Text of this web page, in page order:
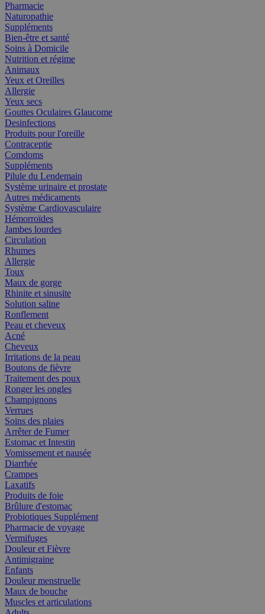
Pharmacie
Naturopathie
Suppléments
Bien-être et santé
Soins à Domicile
Nutrition et régime
Animaux
Yeux et Oreilles
Allergie
Yeux secs
Gouttes Oculaires Glaucome
Desinfections
Produits pour l'oreille
Contraceptie
Comdoms
Suppléments
Pilule du Lendemain
Système urinaire et prostate
Autres médicaments
Système Cardiovasculaire
Hémorroïdes
Jambes lourdes
Circulation
Rhumes
Allergie
Toux
Maux de gorge
Rhinite et sinusite
Solution saline
Ronflement
Peau et cheveux
Acné
Cheveux
Irritations de la peau
Boutons de fièvre
Traitement des poux
Ronger les ongles
Champignons
Verrues
Soins des plaies
Arrêter de Fumer
Estomac et Intestin
Vomissement et nausée
Diarrhée
Crampes
Laxatifs
Produits de foie
Brûlure d'estomac
Probiotiques Supplément
Pharmacie de voyage
Vermifuges
Douleur et Fièvre
Antimigraine
Enfants
Douleur menstruelle
Maux de bouche
Muscles et articulations